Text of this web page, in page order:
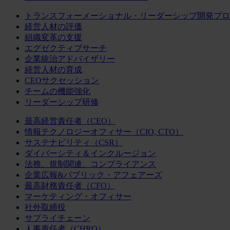
トランスフォーメーショナル・リーダーシップ開発プ
経営人材の評価
組織変革の支援
エグゼクティブサーチ
企業統治アドバイザリー
経営人材の育成
CEOサクセッション
チームの機能強化
リーダーシップ研修
最高経営責任者（CEO）
情報テクノロジーオフィサー（CIO, CTO）
サステナビリティ（CSR）
ダイバーシティ＆インクルージョン
法務、規制関連、コンプライアンス
企業広報&パブリック・アフェアーズ
最高財務責任者（CFO）
マーケティング・オフィサー
社外取締役
サプライチェーン